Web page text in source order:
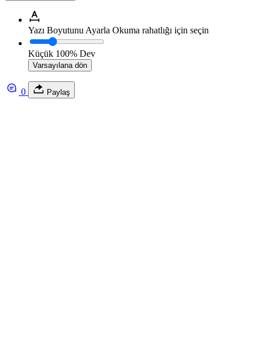
Yazı Boyutunu Ayarla Okuma rahatlığı için seçin
Küçük 100% Dev
Varsayılana dön
0 Paylaş